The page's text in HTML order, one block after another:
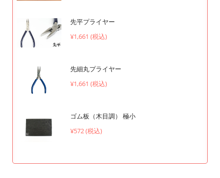
先平プライヤー
¥1,661 (税込)
先細丸プライヤー
¥1,661 (税込)
ゴム板（木目調） 極小
¥572 (税込)